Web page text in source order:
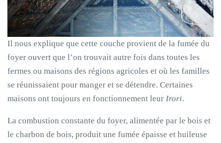
Il nous explique que cette couche provient de la fumée du
foyer ouvert que l’on trouvait autre fois dans toutes les
fermes ou maisons des régions agricoles et où les familles
se réunissaient pour manger et se détendre. Certaines
maisons ont toujours en fonctionnement leur Irori.
La combustion constante du foyer, alimentée par le bois et
le charbon de bois, produit une fumée épaisse et huileuse